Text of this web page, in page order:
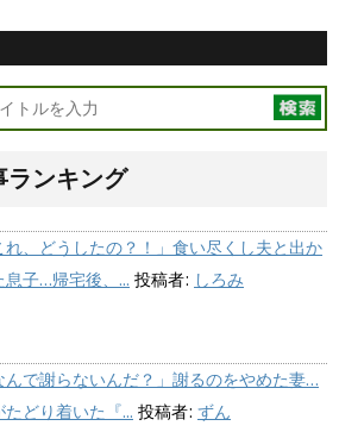
ランキング
れ、どうしたの？！」食い尽くし夫と出か
息子…帰宅後、... 投稿者: しろみ
んで謝らないんだ？」謝るのをやめた妻…
たどり着いた『... 投稿者: ずん